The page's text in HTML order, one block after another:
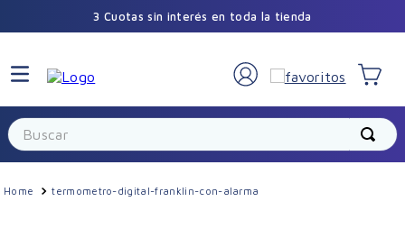
3 Cuotas sin interés en toda la tienda
Buscar
termometro-digital-franklin-con-alarma
×
🎁 Sumate a la comunidad Vilela
Recibí promos exclusivas y beneficios
especiales durante el año.